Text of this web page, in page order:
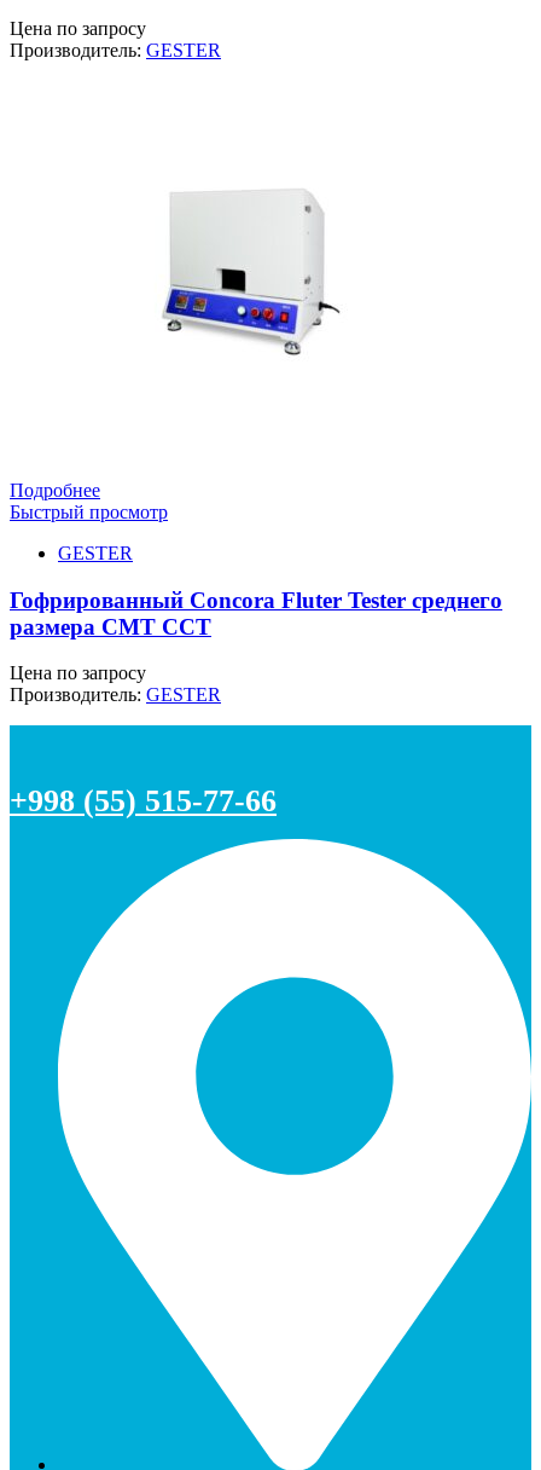
Цена по запросу
Производитель: GESTER
Подробнее
Быстрый просмотр
GESTER
Гофрированный Concora Fluter Tester среднего
размера CMT CCT
Цена по запросу
Производитель: GESTER
+998 (55) 515-77-66